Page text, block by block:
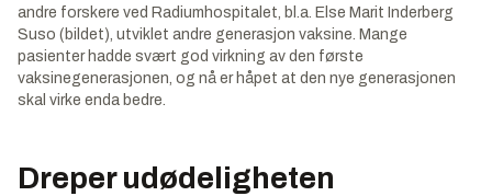
andre forskere ved Radiumhospitalet, bl.a. Else Marit Inderberg
Suso (bildet), utviklet andre generasjon vaksine. Mange
pasienter hadde svært god virkning av den første
vaksinegenerasjonen, og nå er håpet at den nye generasjonen
skal virke enda bedre.
Dreper udødeligheten